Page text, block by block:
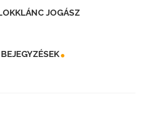
JOGÁSZ